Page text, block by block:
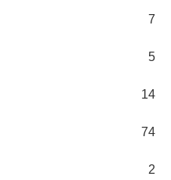
7
5
14
74
2